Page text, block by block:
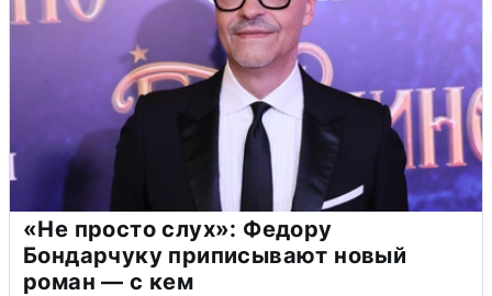
«Не просто слух»: Федору
Бондарчуку приписывают новый
роман — с кем